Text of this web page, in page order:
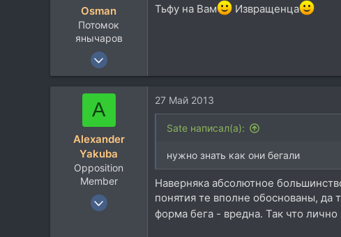
Osman
Потомок
янычаров
17 Авг 2004
2.667
Тьфу на Вам
Извращенца
A
Alexander
Yakuba
Opposition
Member
31 Мар 2008
27 Май 2013
Sate написал(а):
нужно знать как они бегали
Наверняка абсолютное
понятия те вполне обоснованы, да
форма бега - вредна. Так что